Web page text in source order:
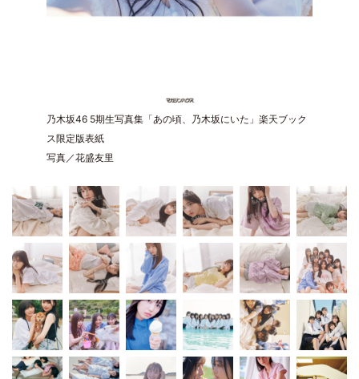
乃木坂46 5期生写真集「あの頃、乃木坂にいた」楽天ブック
ス限定版表紙
写真／花盛友里